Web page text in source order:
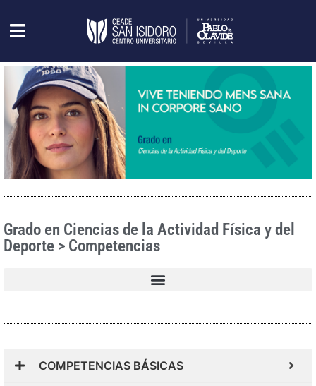
Grado en Ciencias de la Actividad Física y del
Deporte > Competencias
COMPETENCIAS BÁSICAS